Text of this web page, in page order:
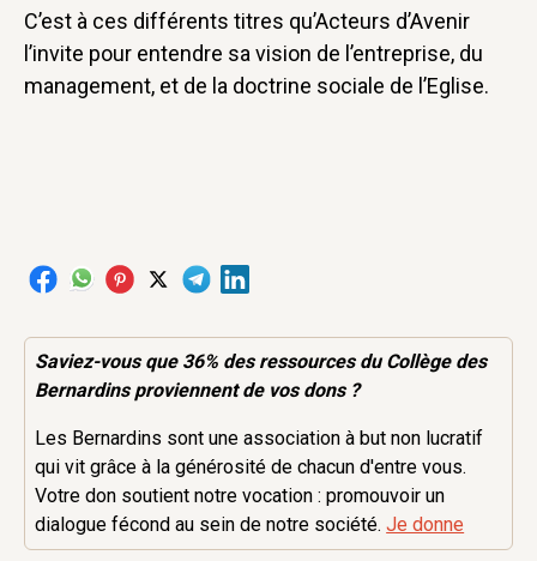
C’est à ces différents titres qu’Acteurs d’Avenir
l’invite pour entendre sa vision de l’entreprise, du
management, et de la doctrine sociale de l’Eglise.
Saviez-vous que 36% desressourcesdu Collège des
Bernardins proviennent de vos dons ?
Les Bernardins sont une association à but non lucratif
qui vit grâce à la générosité de chacun d'entre vous.
Votre don soutient notre vocation : promouvoir un
dialogue fécond au sein de notre société.Je donne